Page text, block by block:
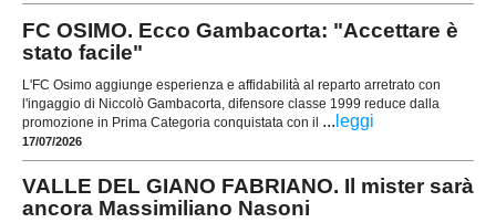
FC OSIMO. Ecco Gambacorta: "Accettare è
stato facile"
L'FC Osimo aggiunge esperienza e affidabilità al reparto arretrato con
l'ingaggio di Niccolò Gambacorta, difensore classe 1999 reduce dalla
promozione in Prima Categoria conquistata con il ... leggi
17/07/2026
VALLE DEL GIANO FABRIANO. Il mister sarà
ancora Massimiliano Nasoni